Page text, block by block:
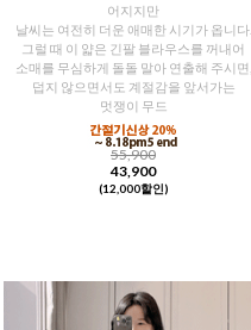
어지지만
날씨는 여전히 더운 애매한 시기가 옵니다.
그럴 때 이 얇은 긴팔 블라우스를 꺼내어
소매를 무심하게 돌돌 말아 연출해 주시면,
덥지 않으면서도 계절감을 앞서가는
멋쟁이 무드
55,900
43,900
(12,000할인)